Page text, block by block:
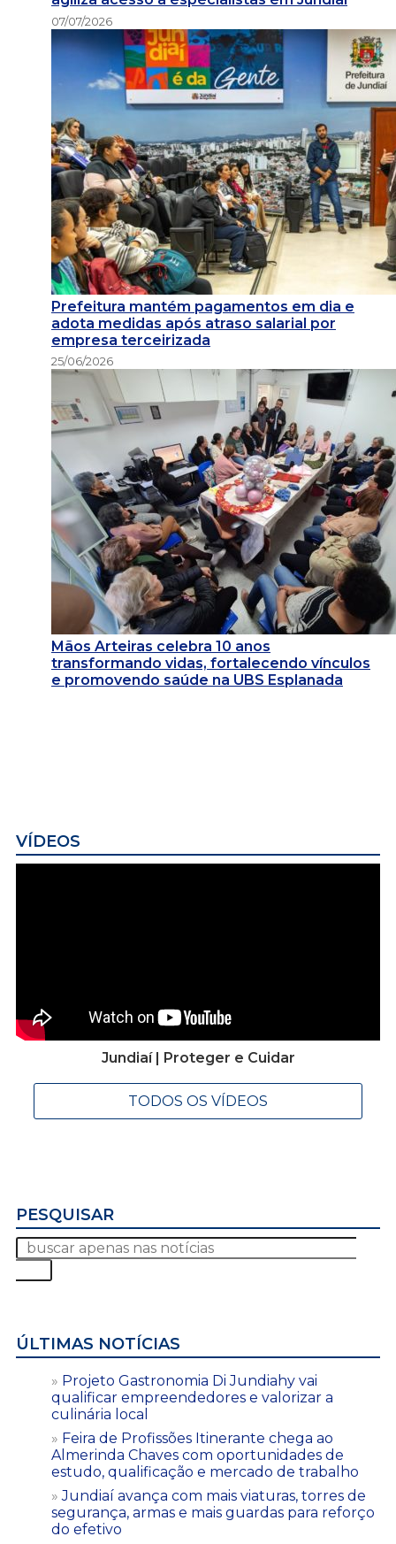
07/07/2026
Prefeitura mantém pagamentos em dia e
adota medidas após atraso salarial por
empresa terceirizada
25/06/2026
Mãos Arteiras celebra 10 anos
transformando vidas, fortalecendo vínculos
e promovendo saúde na UBS Esplanada
VÍDEOS
Jundiaí | Proteger e Cuidar
TODOS OS VÍDEOS
PESQUISAR
ÚLTIMAS NOTÍCIAS
Projeto Gastronomia Di Jundiahy vai
qualificar empreendedores e valorizar a
culinária local
Feira de Profissões Itinerante chega ao
Almerinda Chaves com oportunidades de
estudo, qualificação e mercado de trabalho
Jundiaí avança com mais viaturas, torres de
segurança, armas e mais guardas para reforço
do efetivo